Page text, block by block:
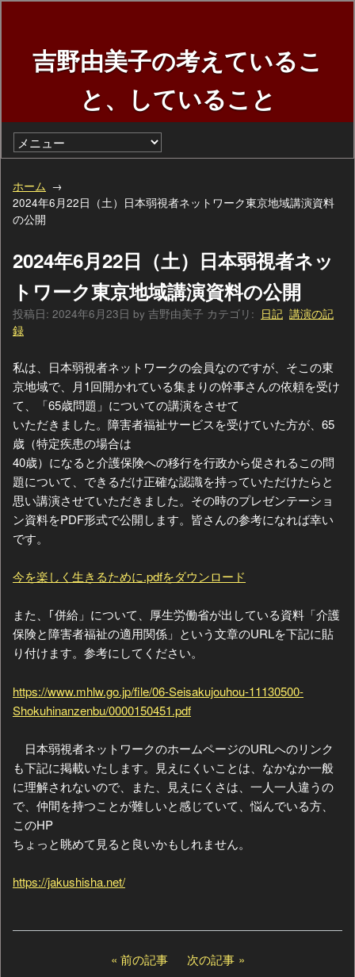
吉野由美子の考えているこ
と、していること
ホーム
2024年6月22日（土）日本弱視者ネットワーク東京地域講演資料
の公開
2024年6月22日（土）日本弱視者ネッ
トワーク東京地域講演資料の公開
投稿日: 2024年6月23日 by 吉野由美子 カテゴリ: 日記 講演の記
録
私は、日本弱視者ネットワークの会員なのですが、そこの東
京地域で、月1回開かれている集まりの幹事さんの依頼を受け
て、「65歳問題」についての講演をさせて
いただきました。障害者福祉サービスを受けていた方が、65
歳（特定疾患の場合は
40歳）になると介護保険への移行を行政から促されるこの問
題について、できるだけ正確な認識を持っていただけたらと
思い講演させていただきました。その時のプレゼンテーショ
ン資料をPDF形式で公開します。皆さんの参考になれば幸い
です。
今を楽しく生きるために.pdfをダウンロード
また、｢併給」について、厚生労働省が出している資料「介護
保険と障害者福祉の適用関係」という文章のURLを下記に貼
り付けます。参考にしてください。
https://www.mhlw.go.jp/file/06-Seisakujouhou-11130500-
Shokuhinanzenbu/0000150451.pdf
日本弱視者ネットワークのホームページのURLへのリンク
も下記に掲載いたします。見えにくいことは、なかなか一般
に理解されないので、また、見えにくさは、一人一人違うの
で、仲間を持つことが難しいと感じていて、悩んでいる方、
このHP
ちょっと眺めて見ると良いかもしれません。
https://jakushisha.net/
前の記事 次の記事